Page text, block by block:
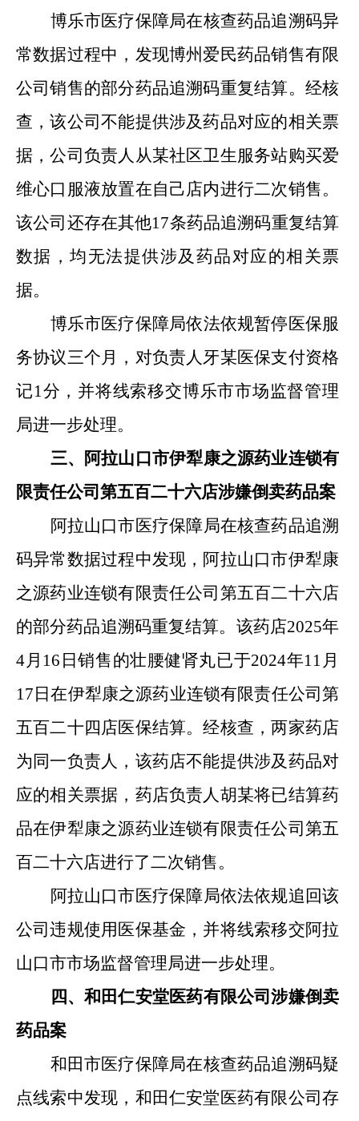
博乐市医疗保障局在核查药品追溯码异
常数据过程中，发现博州爱民药品销售有限
公司销售的部分药品追溯码重复结算。经核
查，该公司不能提供涉及药品对应的相关票
据，公司负责人从某社区卫生服务站购买爱
维心口服液放置在自己店内进行二次销售。
该公司还存在其他17条药品追溯码重复结算
数据，均无法提供涉及药品对应的相关票
据。
博乐市医疗保障局依法依规暂停医保服
务协议三个月，对负责人牙某医保支付资格
记1分，并将线索移交博乐市市场监督管理
局进一步处理。
三、阿拉山口市伊犁康之源药业连锁有
限责任公司第五百二十六店涉嫌倒卖药品案
阿拉山口市医疗保障局在核查药品追溯
码异常数据过程中发现，阿拉山口市伊犁康
之源药业连锁有限责任公司第五百二十六店
的部分药品追溯码重复结算。该药店2025年
4月 16 日销售的壮腰健肾丸已于2024年11 月
17 日在伊犁康之源药业连锁有限责任公司第
五百二十四店医保结算。经核查，两家药店
为同一负责人，该药店不能提供涉及药品对
应的相关票据，药店负责人胡某将已结算药
品在伊犁康之源药业连锁有限责任公司第五
百二十六店进行了二次销售。
阿拉山口市医疗保障局依法依规追回该
公司违规使用医保基金，并将线索移交阿拉
山口市市场监督管理局进一步处理。
四、和田仁安堂医药有限公司涉嫌倒卖
药品案
和田市医疗保障局在核查药品追溯码疑
点线索中发现，和田仁安堂医药有限公司存